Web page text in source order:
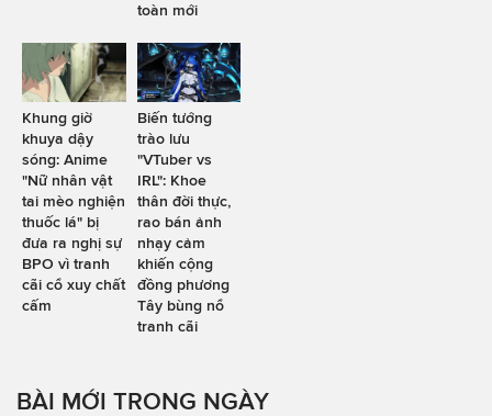
toàn mới
Khung giờ
khuya dậy
sóng: Anime
"Nữ nhân vật
tai mèo nghiện
thuốc lá" bị
đưa ra nghị sự
BPO vì tranh
cãi cổ xuy chất
cấm
Biến tướng
trào lưu
"VTuber vs
IRL": Khoe
thân đời thực,
rao bán ảnh
nhạy cảm
khiến cộng
đồng phương
Tây bùng nổ
tranh cãi
BÀI MỚI TRONG NGÀY